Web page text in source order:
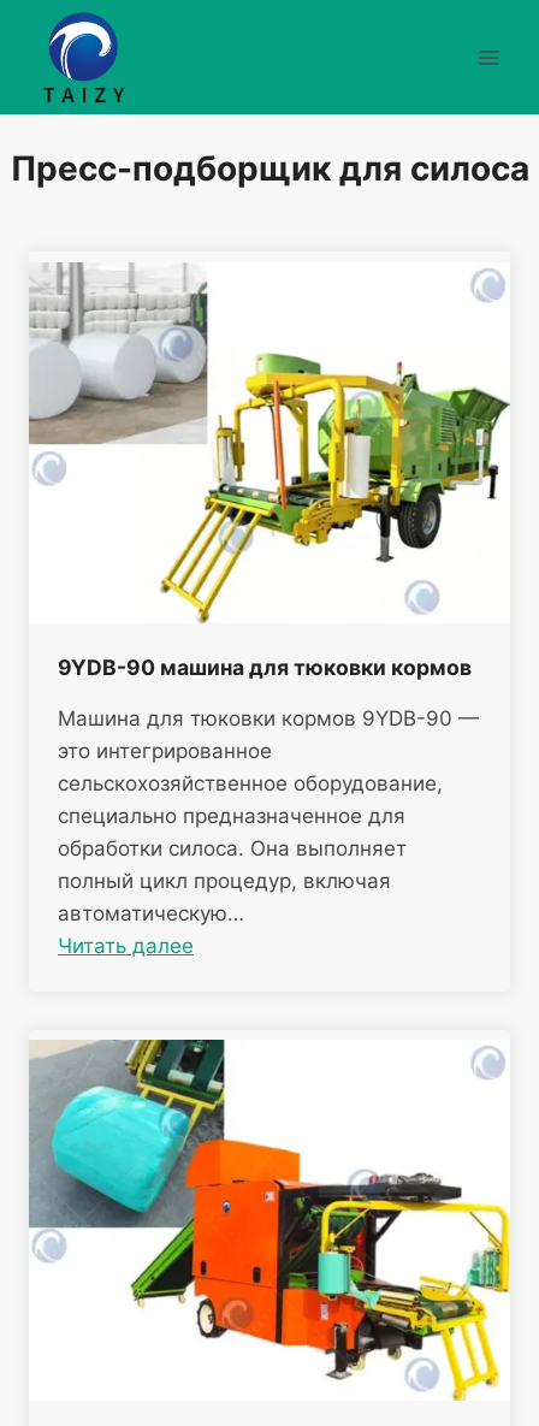
Перейти
содержимому
Пресс-подборщик для силоса
9YDB-90 машина для тюковки кормов
Машина для тюковки кормов 9YDB-90 —
это интегрированное
сельскохозяйственное оборудование,
специально предназначенное для
обработки силоса. Она выполняет
полный цикл процедур, включая
автоматическую…
Читать далее